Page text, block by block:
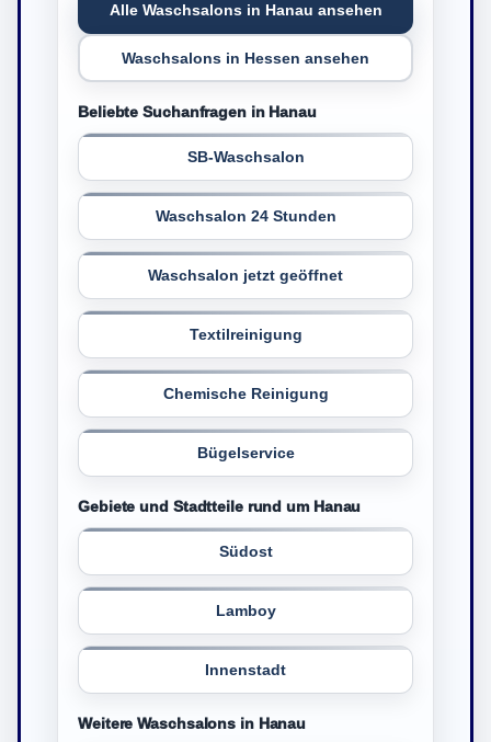
Alle Waschsalons in Hanau ansehen
Waschsalons in Hessen ansehen
Beliebte Suchanfragen in Hanau
SB-Waschsalon
Waschsalon 24 Stunden
Waschsalon jetzt geöffnet
Textilreinigung
Chemische Reinigung
Bügelservice
Gebiete und Stadtteile rund um Hanau
Südost
Lamboy
Innenstadt
Weitere Waschsalons in Hanau